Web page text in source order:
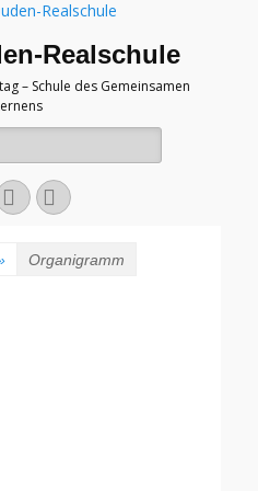
Realschule
– Schule des Gemeinsamen
YouTubeTelefon
Organigramm